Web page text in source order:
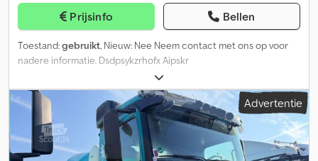
Prijsinfo Bellen
Toestand:gebruikt, Nieuw: Nee Neem contact met ons op voor
nadere informatie. Dsdpsykzrhofx Aipskr
Advertentie